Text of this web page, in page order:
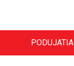
PODUJATIA